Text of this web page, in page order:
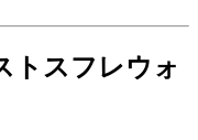
トスフレウォ